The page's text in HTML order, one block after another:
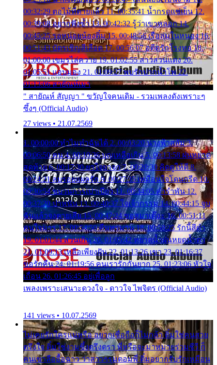
00:32:29 ตอไม้ที่ตายแล้ว 11. 00:35:41 น้ำกรดแช่เย็น 12.
00:39:08 อยากฟังซ้ำ 13. 00:42:32 รู้ว่าเขาหลอก 14.
00:45:25 รอหน่อยน้องติ๋ม 15. 00:48:56 เรือล่มในหนอง 16.
00:51:43 บัตรเชิญสีเลือด 17. 00:56:07 อดีตรักโรงทอ 18.
01:00:00 เขมรไล่ควาย 19. 01:02:55 สาวสวนแตง 20.
01:05:51 แอบมอง 21. 01:09:27 พบรักปากน้ำโพ 22.
01:13:06 สายัณห์เมา
" สายัณห์ สัญญา " ขวัญใจคนเดิม - รวมเพลงดังเพราะๆ
ซึ้งๆ (Official Audio)
27 views • 21.07.2569
1. 00:00:00 ทำไมทำฉันได้ 2. 00:03:20 นางฟ้าสลัม 3.
00:06:50 คน 4. 00:10:36 บุญเหลือเกิน 5. 00:13:58 ฝนหยาด
สุดท้าย 6. 00:17:30 ยาใจยาจก 7. 00:20:30 คิดดูให้ดี 8.
00:24:21 ลบรอยแผลรัก 9. 00:27:35 เหมือนใจโดนกรีด 10.
00:30:54 ขบวนการเปาเปียว 11. 00:34:05 คำรำพัน 12.
00:37:20 ปาหนัน 13. 00:40:37 ใจเจ้ากรรม 14. 00:44:15 จูบ
ฉันแล้วจงตายเสีย 15. 00:47:24 ขอสูมาเต๊อะ 16. 00:51:11
คนใจมาร 17. 00:54:50 คืนทรมาน 18. 00:58:25 รักนี้สีดำ
19. 01:01:44 ส่วนเกิน 20. 01:05:42 หยาดน้ำฝนหยดน้ำตา
21. 01:09:13 เหลือเพียงฝัน 22. 01:13:26 เขา 23. 01:16:37
ขอรักคืน 24. 01:19:56 คนเรารักกันยาก 25. 01:23:06 หัวใจ
เถื่อน 26. 01:26:45 อยู่เพื่อลูก
เพลงเพราะเสนาะดวงใจ - ดาวใจ ไพจิตร (Official Audio)
141 views • 10.07.2569
ไม่เคยรักใครแน่หรือ อยากเชื่อถือก็ไม่กล้า ติ๋มใช่คนสวย
ตรึงใจ ติ๋มใช่งามซึ้งตรึงตรา พี่หรือจะมาหมายร่วมชีวี ก็
คนเขาลืออื้อฉาว ว่าสาวๆรุมตอมพี่ ติ๋มอยากรับรักเหมือน